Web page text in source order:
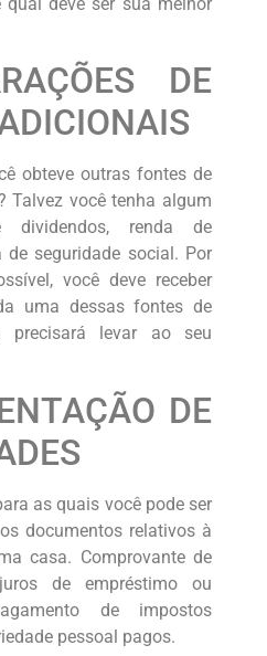
DE
obteve outras fontes de
Talvez você tenha algum
renda de
de seguridade social. Por
você deve receber
uma dessas fontes de
precisará levar ao seu
DE
as quais você pode ser
documentos relativos à
casa. Comprovante de
de empréstimo ou
de impostos
pessoal pagos.